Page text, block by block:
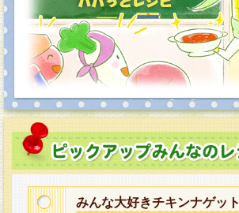
みんな大好きチキンナゲット